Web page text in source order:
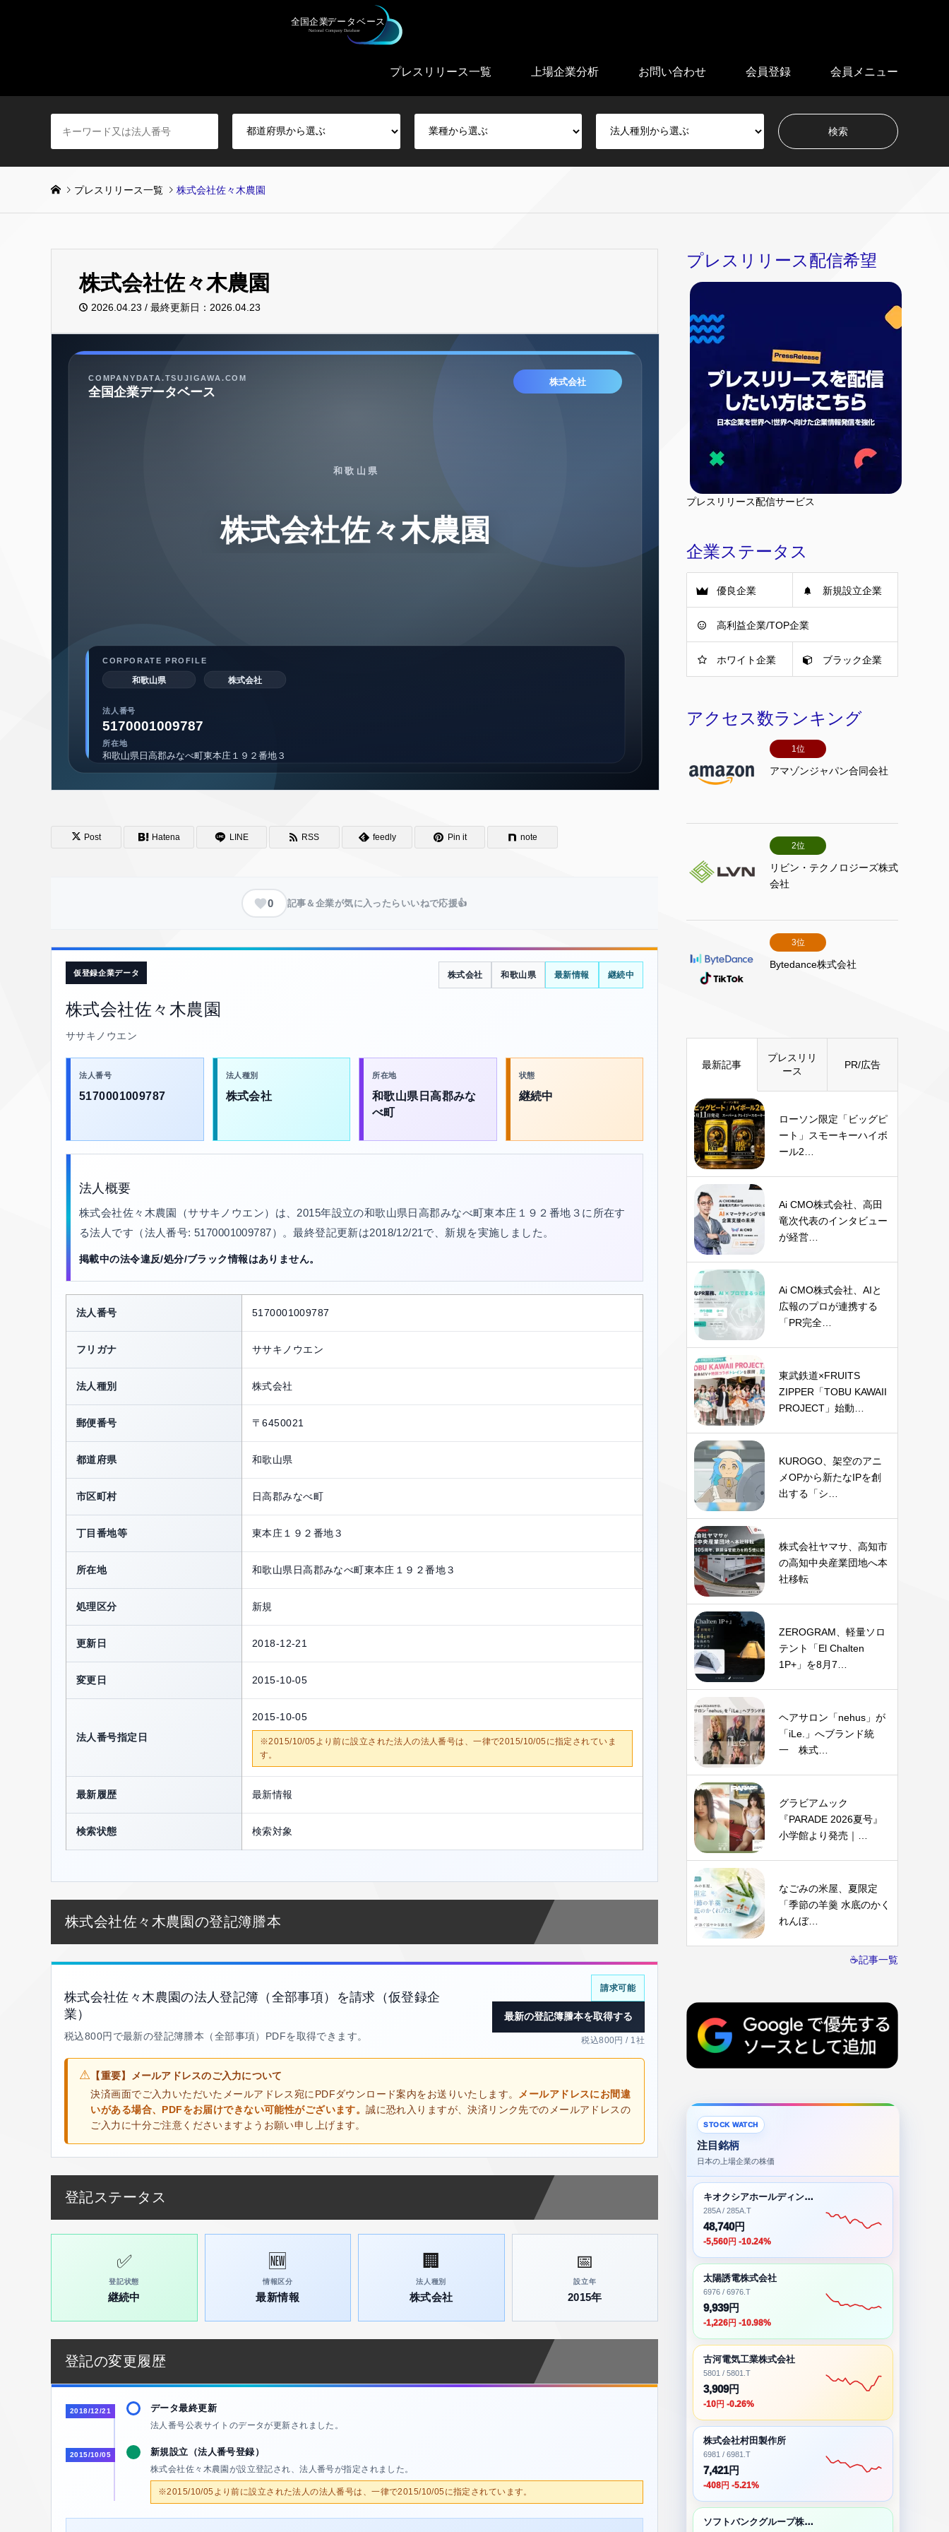
プレスリリース一覧 上場企業分析 お問い合わせ 会員登録 会員メニュー
プレスリリース一覧 株式会社佐々木農園
株式会社佐々木農園
2026.04.23 / 最終更新日：2026.04.23
Post Hatena LINE RSS feedly Pin it note
0 記事＆企業が気に入ったらいいねで応援👍
仮登録企業データ
株式会社佐々木農園
ササキノウエン
株式会社 和歌山県 最新情報 継続中
法人番号
5170001009787
法人種別
株式会社
所在地
和歌山県日高郡みな
べ町
状態
継続中
法人概要
株式会社佐々木農園（ササキノウエン）は、2015年設立の和歌山県日高郡みなべ町東本庄１９２番地３に所在す
る法人です（法人番号: 5170001009787）。最終登記更新は2018/12/21で、新規を実施しました。
掲載中の法令違反/処分/ブラック情報はありません。
法人番号 5170001009787
フリガナ ササキノウエン
法人種別 株式会社
郵便番号 〒6450021
都道府県 和歌山県
市区町村 日高郡みなべ町
丁目番地等 東本庄１９２番地３
所在地 和歌山県日高郡みなべ町東本庄１９２番地３
処理区分 新規
更新日 2018-12-21
変更日 2015-10-05
法人番号指定日
2015-10-05
※2015/10/05より前に設立された法人の法人番号は、一律で2015/10/05に指定されていま
す。
最新履歴 最新情報
検索状態 検索対象
株式会社佐々木農園の登記簿謄本
株式会社佐々木農園の法人登記簿（全部事項）を請求（仮登録企
業）
税込800円で最新の登記簿謄本（全部事項）PDFを取得できます。
請求可能
最新の登記簿謄本を取得する
税込800円 / 1社
⚠ 【重要】メールアドレスのご入力について
決済画面でご入力いただいたメールアドレス宛にPDFダウンロード案内をお送りいたします。 メールアドレスにお間違
いがある場合、PDFをお届けできない可能性がございます。誠に恐れ入りますが、決済リンク先でのメールアドレスの
ご入力に十分ご注意くださいますようお願い申し上げます。
登記ステータス
✅
登記状態
継続中
🆕
情報区分
最新情報
🏢
法人種別
株式会社
📅
設立年
2015年
登記の変更履歴
2018/12/21 データ最終更新
法人番号公表サイトのデータが更新されました。
2015/10/05 新規設立（法人番号登録）
株式会社佐々木農園が設立登記され、法人番号が指定されました。
※2015/10/05より前に設立された法人の法人番号は、一律で2015/10/05に指定されています。
プレスリリース配信希望
プレスリリース配信サービス
企業ステータス
優良企業 新規設立企業
高利益企業/TOP企業
ホワイト企業 ブラック企業
アクセス数ランキング
1位
アマゾンジャパン合同会社
2位
リビン・テクノロジーズ株式
会社
3位
Bytedance株式会社
最新記事
プレスリリ
ース
PR/広告
ローソン限定「ビッグピ
ート」スモーキーハイボ
ール2…
Ai CMO株式会社、高田
竜次代表のインタビュー
が経営…
Ai CMO株式会社、AIと
広報のプロが連携する
「PR完全…
東武鉄道×FRUITS
ZIPPER「TOBU KAWAII
PROJECT」始動…
KUROGO、架空のアニ
メOPから新たなIPを創
出する「シ…
株式会社ヤマサ、高知市
の高知中央産業団地へ本
社移転
ZEROGRAM、軽量ソロ
テント「El Chalten
1P+」を8月7…
ヘアサロン「nehus」が
「iLe.」へブランド統
一 株式…
グラビアムック
『PARADE 2026夏号』
小学館より発売｜…
なごみの米屋、夏限定
「季節の羊羹 水底のかく
れんぼ…
☕記事一覧
STOCK WATCH
注目銘柄
日本の上場企業の株価
キオクシアホールディングス株式会社
285A / 285A.T
48,740円
-5,560円 -10.24%
太陽誘電株式会社
6976 / 6976.T
9,939円
-1,226円 -10.98%
古河電気工業株式会社
5801 / 5801.T
3,909円
-10円 -0.26%
株式会社村田製作所
6981 / 6981.T
7,421円
-408円 -5.21%
ソフトバンクグループ株式会社